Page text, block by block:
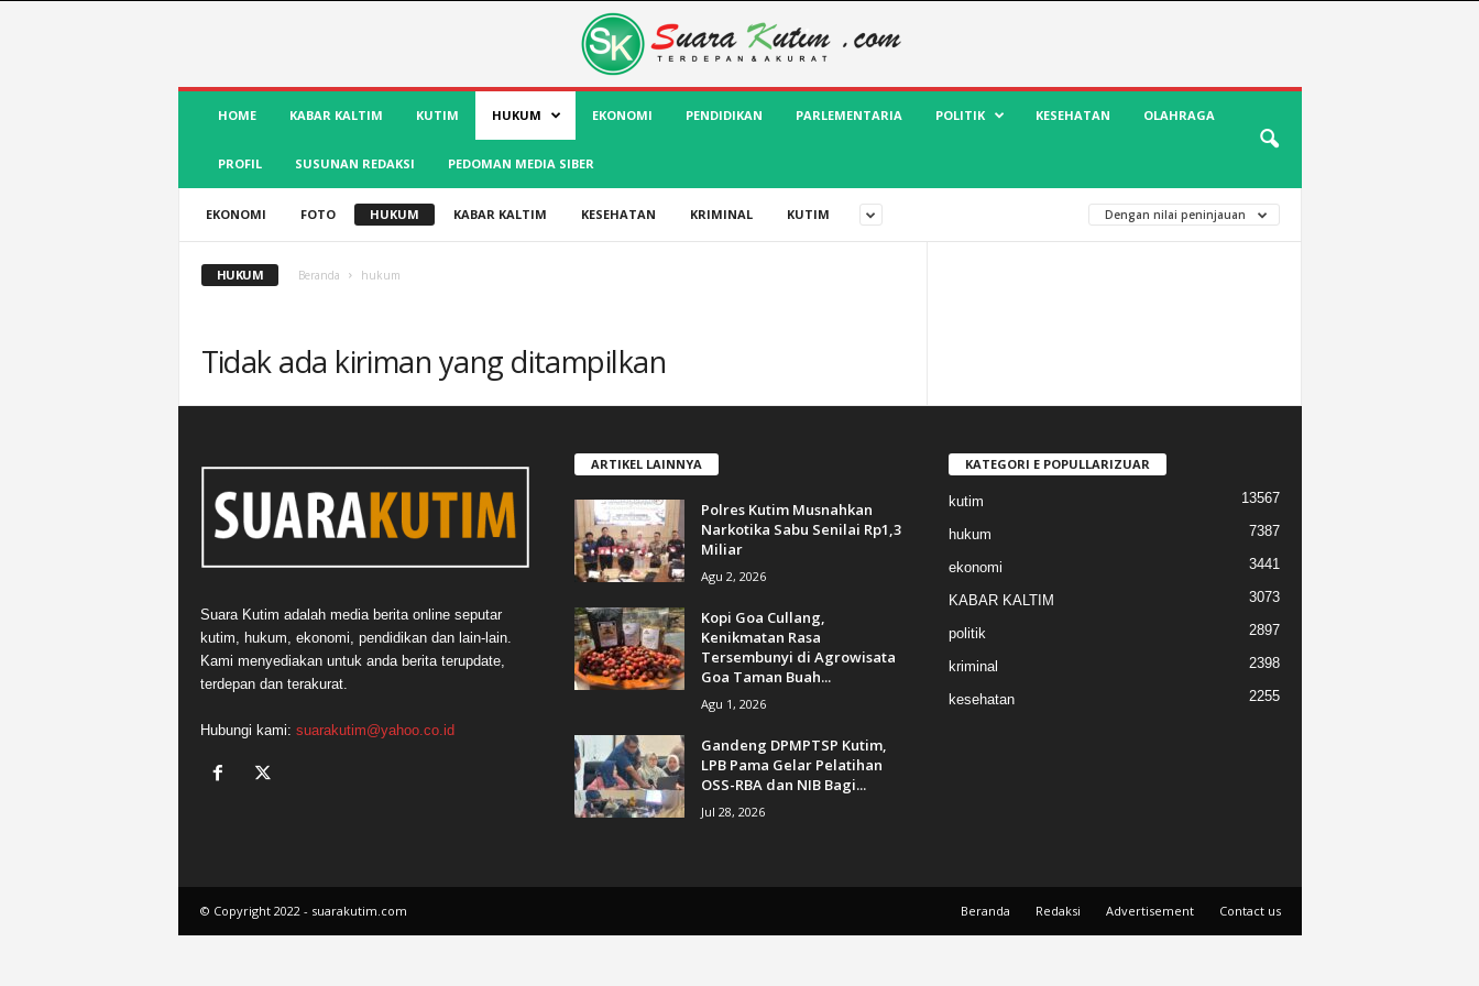
a
HOME KABAR KALTIM KUTIM HUKUM EKONOMI PENDIDIKAN PARLEMENTARIA POLITIK KESEHATAN OLAHRAGA
PROFIL SUSUNAN REDAKSI PEDOMAN MEDIA SIBER
EKONOMI FOTO HUKUM KABAR KALTIM KESEHATAN KRIMINAL KUTIM Dengan nilai peninjauan
HUKUM Beranda hukum
Tidak ada kiriman yang ditampilkan
Suara Kutim adalah media berita online seputar
kutim, hukum, ekonomi, pendidikan dan lain-lain.
Kami menyediakan untuk anda berita terupdate,
terdepan dan terakurat.
Hubungi kami: suarakutim@yahoo.co.id
ARTIKEL LAINNYA
Polres Kutim Musnahkan
Narkotika Sabu Senilai Rp1,3
Miliar
Agu 2, 2026
Kopi Goa Cullang,
Kenikmatan Rasa
Tersembunyi di Agrowisata
Goa Taman Buah...
Agu 1, 2026
Gandeng DPMPTSP Kutim,
LPB Pama Gelar Pelatihan
OSS-RBA dan NIB Bagi...
Jul 28, 2026
KATEGORI E POPULLARIZUAR
kutim 13567
hukum 7387
ekonomi 3441
KABAR KALTIM 3073
politik 2897
kriminal 2398
kesehatan 2255
Beranda Redaksi Advertisement Contact us
© Copyright 2022 - suarakutim.com